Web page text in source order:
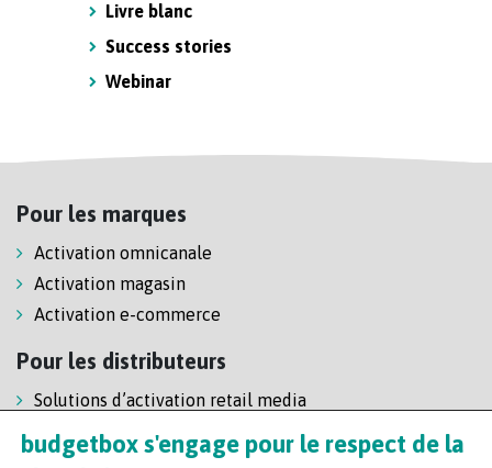
Livre blanc
Success stories
Webinar
Pour les marques
Activation omnicanale
Activation magasin
Activation e-commerce
Pour les distributeurs
Solutions d’activation retail media
Solution de self-scanning
Régie enseigne
budgetbox s'engage pour le respect de la